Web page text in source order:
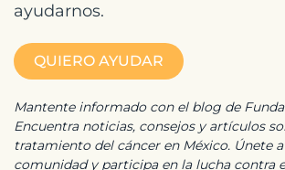
ayudarnos.
QUIERO AYUDAR
Mantente informado con el blog de
Encuentra noticias, consejos y artículos
tratamiento del cáncer en México. Únete
comunidad y participa en la lucha contra